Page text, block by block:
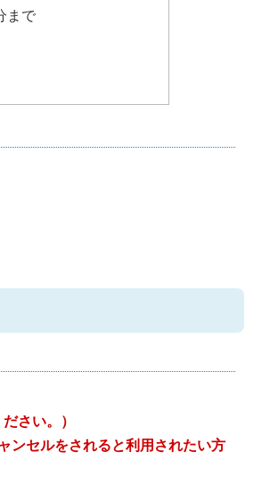
まで
さい。）
ンセルをされると利用されたい方